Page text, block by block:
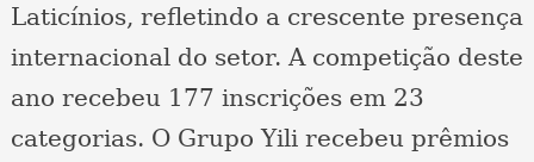
Laticínios, refletindo a crescente presença
internacional do setor. A competição deste
ano recebeu 177 inscrições em 23
categorias. O Grupo Yili recebeu prêmios